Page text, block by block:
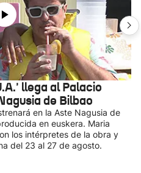
llega al Palacio
de Bilbao
en la Aste Nagusia de
en euskera. Maria
los intérpretes de la obra y
del 23 al 27 de agosto.